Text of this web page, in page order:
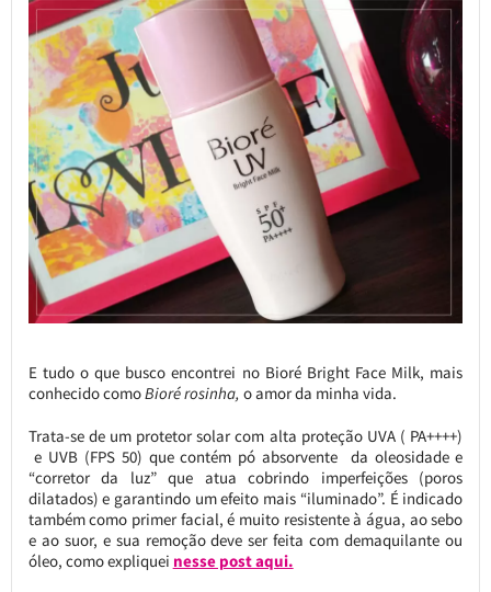
E tudo o que busco encontrei no Bioré Bright Face Milk, mais
conhecido comoBioré rosinha, o amor da minha vida.
Trata-se de um protetor solar com alta proteção UVA ( PA++++)
e UVB (FPS 50) que contém pó absorvente da oleosidade e
“corretor da luz” que atua cobrindo imperfeições (poros
dilatados) e garantindo um efeito mais “iluminado”. É indicado
também como primer facial, é muito resistente à água, ao sebo
e ao suor, e sua remoção deve ser feita com demaquilante ou
óleo, como expliquei nesse post aqui.